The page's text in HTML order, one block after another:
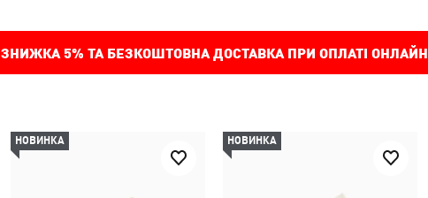
ЗНИЖКА 5% ТА БЕЗКОШТОВНА ДОСТАВКА ПРИ ОПЛАТІ ОНЛАЙН
НОВИНКА НОВИНКА